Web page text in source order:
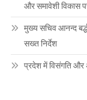
और समावेशी विकास
मुख्य सचिव आनन्द
सख्त निर्देश
प्रदेश में विसंगति और